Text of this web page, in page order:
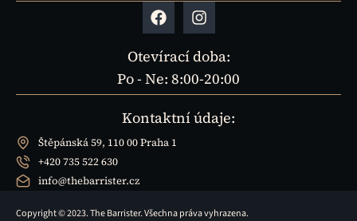
Kontaktní údaje:
Štěpánská 59, 110 00 Praha 1
+420 735 522 630
info@thebarrister.cz
Otevírací doba:
Po - Ne: 8:00-20:00
Copyright © 2023. The Barrister. Všechna práva vyhrazena.